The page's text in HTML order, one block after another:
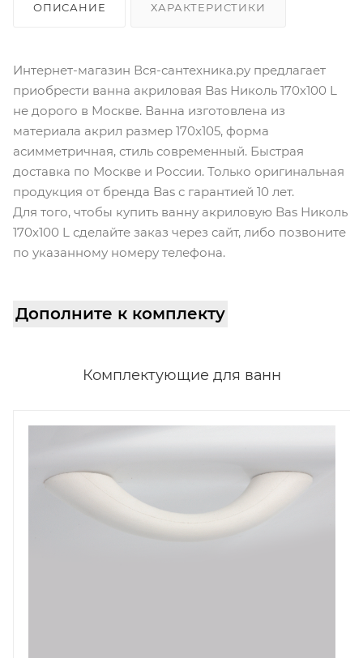
ОПИСАНИЕ ХАРАКТЕРИСТИКИ
Интернет-магазин Вся-сантехника.ру предлагает
приобрести ванна акриловая Bas Николь 170х100 L
не дорого в Москве. Ванна изготовлена из
материала акрил размер 170x105, форма
асимметричная, стиль современный. Быстрая
доставка по Москве и России. Только оригинальная
продукция от бренда Bas с гарантией 10 лет.
Для того, чтобы купить ванну акриловую Bas Николь
170х100 L сделайте заказ через сайт, либо позвоните
по указанному номеру телефона.
Дополните к комплекту
Комплектующие для ванн